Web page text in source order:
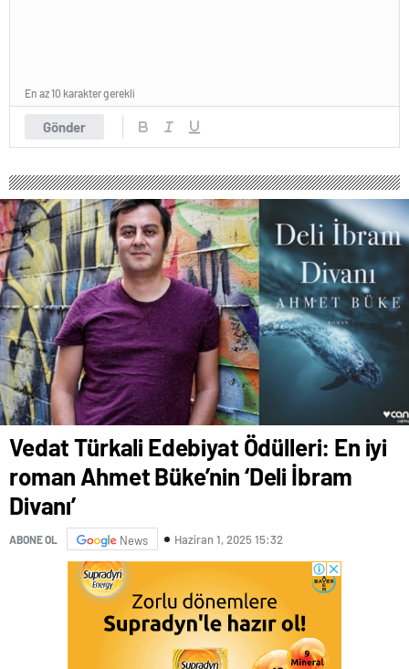
Gönder
En az 10 karakter gerekli
Vedat Türkali Edebiyat Ödülleri: En iyi
roman Ahmet Büke’nin ‘Deli İbram
Divanı’
ABONE OL News Haziran 1, 2025 15:32